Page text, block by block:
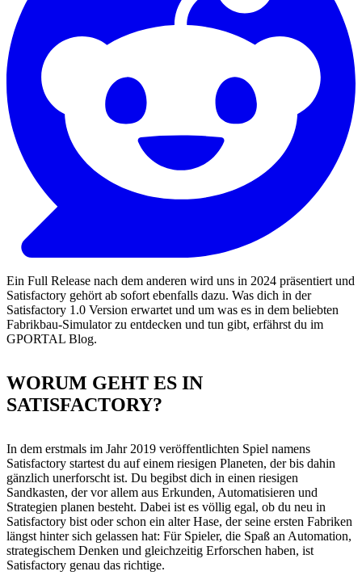
Ein Full Release nach dem anderen wird uns in 2024 präsentiert und
Satisfactory gehört ab sofort ebenfalls dazu. Was dich in der
Satisfactory 1.0 Version erwartet und um was es in dem beliebten
Fabrikbau-Simulator zu entdecken und tun gibt, erfährst du im
GPORTAL Blog.
WORUM GEHT ES IN
SATISFACTORY?
In dem erstmals im Jahr 2019 veröffentlichten Spiel namens
Satisfactory startest du auf einem riesigen Planeten, der bis dahin
gänzlich unerforscht ist. Du begibst dich in einen riesigen
Sandkasten, der vor allem aus Erkunden, Automatisieren und
Strategien planen besteht. Dabei ist es völlig egal, ob du neu in
Satisfactory bist oder schon ein alter Hase, der seine ersten Fabriken
längst hinter sich gelassen hat: Für Spieler, die Spaß an Automation,
strategischem Denken und gleichzeitig Erforschen haben, ist
Satisfactory genau das richtige.